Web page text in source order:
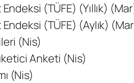
(TÜFE) (Yıllık)
(TÜFE) (Aylık)
(Nis)
Anketi (Nis)
(Nis)